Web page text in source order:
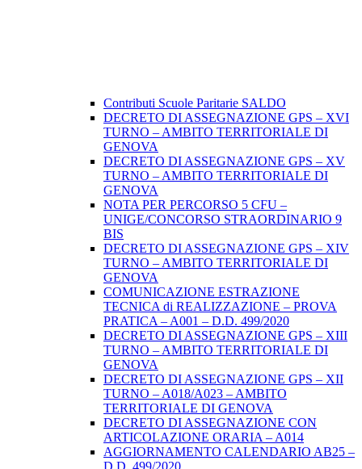
Contributi Scuole Paritarie SALDO
DECRETO DI ASSEGNAZIONE GPS – XVI
TURNO – AMBITO TERRITORIALE DI
GENOVA
DECRETO DI ASSEGNAZIONE GPS – XV
TURNO – AMBITO TERRITORIALE DI
GENOVA
NOTA PER PERCORSO 5 CFU –
UNIGE/CONCORSO STRAORDINARIO 9
BIS
DECRETO DI ASSEGNAZIONE GPS – XIV
TURNO – AMBITO TERRITORIALE DI
GENOVA
COMUNICAZIONE ESTRAZIONE
TECNICA di REALIZZAZIONE – PROVA
PRATICA – A001 – D.D. 499/2020
DECRETO DI ASSEGNAZIONE GPS – XIII
TURNO – AMBITO TERRITORIALE DI
GENOVA
DECRETO DI ASSEGNAZIONE GPS – XII
TURNO – A018/A023 – AMBITO
TERRITORIALE DI GENOVA
DECRETO DI ASSEGNAZIONE CON
ARTICOLAZIONE ORARIA – A014
AGGIORNAMENTO CALENDARIO AB25 –